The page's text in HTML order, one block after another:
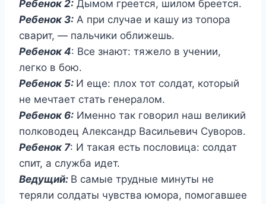
Ребенок 2: Дымом греется, шилом бреется.
Ребенок 3: А при случае и кашу из топора
сварит, — пальчики оближешь.
Ребенок 4: Все знают: тяжело в учении,
легко в бою.
Ребенок 5: И еще: плох тот солдат, который
не мечтает стать генералом.
Ребенок 6: Именно так говорил наш великий
полководец Александр Васильевич Суворов.
Ребенок 7: И такая есть пословица: солдат
спит, а служба идет.
Ведущий: В самые трудные минуты не
теряли солдаты чувства юмора, помогавшее